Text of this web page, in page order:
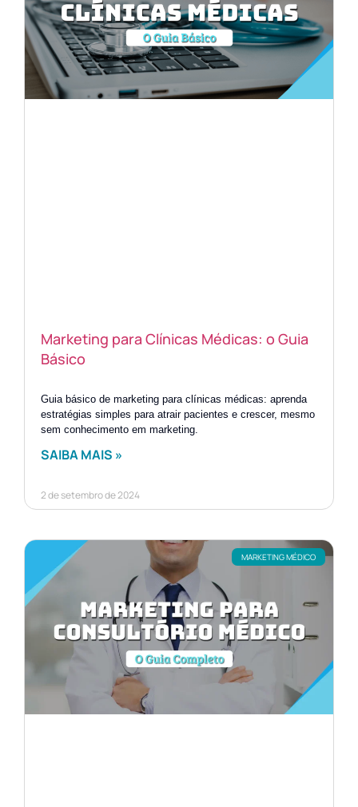
Marketing para Clínicas Médicas: o Guia
Básico
Guia básico de marketing para clínicas médicas: aprenda
estratégias simples para atrair pacientes e crescer, mesmo
sem conhecimento em marketing.
SAIBA MAIS »
2 de setembro de 2024
MARKETING MÉDICO